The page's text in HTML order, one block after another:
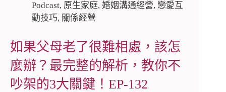
Podcast, 原生家庭, 婚姻溝通經營, 戀愛互
動技巧, 關係經營
如果父母老了很難相處，該怎
麼辦？最完整的解析，教你不
吵架的3大關鍵！EP-132